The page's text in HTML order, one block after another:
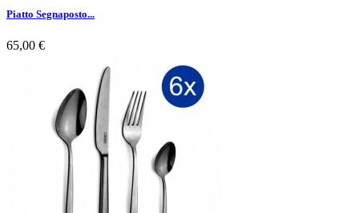
Piatto Segnaposto...
65,00 €